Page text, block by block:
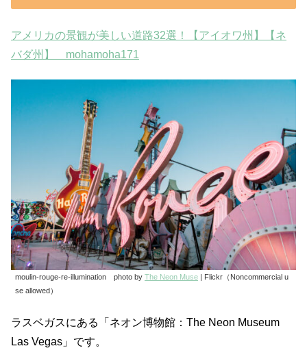
アメリカの景観が美しい道路32選！【アイオワ州】【ネ
バダ州】 mohamoha171
moulin-rouge-re-illumination photo by The Neon Muse | Flickr（Noncommercial u
se allowed）
ラスベガスにある「ネオン博物館：The Neon Museum
Las Vegas」です。